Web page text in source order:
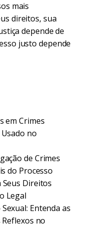
mais
direitos, sua
depende de
justo depende
em Crimes
Usado no
de Crimes
do Processo
Seus Direitos
Legal
Entenda as
no